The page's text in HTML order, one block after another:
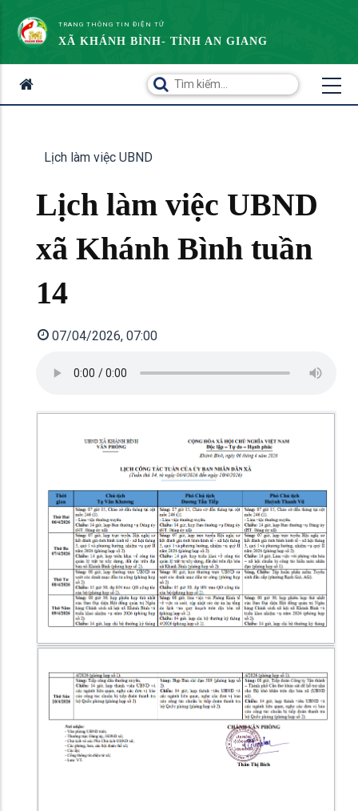
TRANG THÔNG TIN ĐIỆN TỬ
XÃ KHÁNH BÌNH- TỈNH AN GIANG
Lịch làm việc UBND
Lịch làm việc UBND
xã Khánh Bình tuần
14
07/04/2026, 07:00